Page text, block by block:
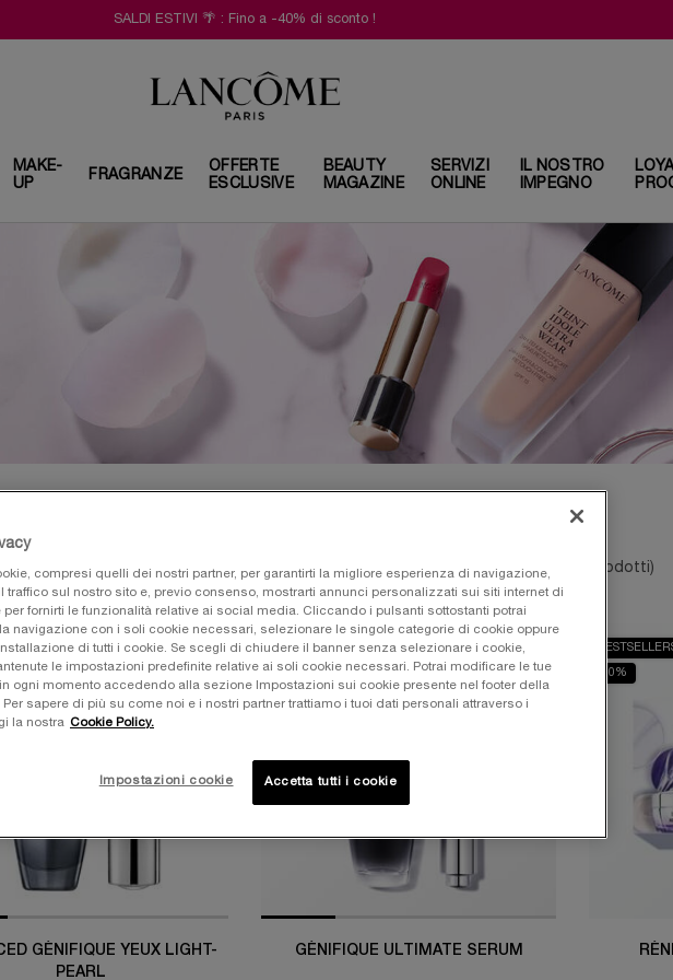
SALDI ESTIVI 🌴 : Fino a -40% di sconto !
MAKE-
UP
FRAGRANZE
OFFERTE
ESCLUSIVE
BEAUTY
MAGAZINE
SERVIZI
ONLINE
IL NOSTRO
IMPEGNO
(67 prodotti)
GÉNIFIQUE YEUX LIGHT-
PEARL
-35%
GÉNIFIQUE ULTIMATE SERUM
-30%
compresi quelli dei nostri partner, per garantirti la migliore esperienza di navigazione,
traffico sul nostro sito e, previo consenso, mostrarti annunci personalizzati sui siti internet di
per fornirti le funzionalità relative ai social media. Cliccando i pulsanti sottostanti potrai
navigazione con i soli cookie necessari, selezionare le singole categorie di cookie oppure
di tutti i cookie. Se scegli di chiudere il banner senza selezionare i cookie,
le impostazioni predefinite relative ai soli cookie necessari. Potrai modificare le tue
ogni momento accedendo alla sezione Impostazioni sui cookie presente nel footer della
Per sapere di più su come noi e i nostri partner trattiamo i tuoi dati personali attraverso i
la nostra Cookie Policy.
Impostazioni cookie Accetta tutti i cookie